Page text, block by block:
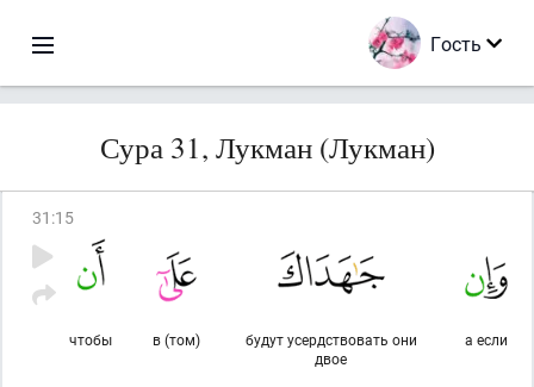
Гость
Сура 31, Лукман (Лукман)
31 :15
а если
будут усердствовать они
двое
в (том)
чтобы